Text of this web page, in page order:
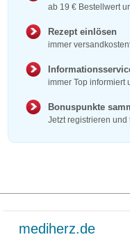
ab 19 € Bestellwert
Rezept einlösen
immer
immer Top informiert
Bonuspunkte
Jetzt registrieren
mediherz.de